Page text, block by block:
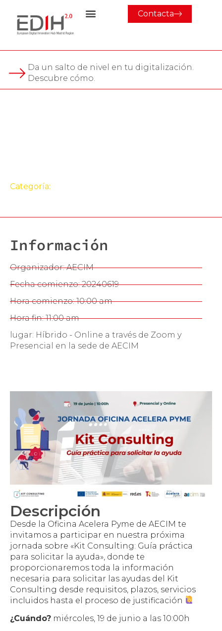
Contacta
Da un salto de nivel en tu digitalización.
Descubre cómo.
Categoría:
Información
Organizador: AECIM
Fecha comienzo: 20240619
Hora comienzo: 10:00 am
Hora fin: 11:00 am
lugar: Híbrido - Online a través de Zoom y
Presencial en la sede de AECIM
Descripción
Desde la Oficina Acelera Pyme de AECIM te
invitamos a participar en nuestra próxima
jornada sobre «Kit Consulting: Guía práctica
para solicitar la ayuda», donde te
proporcionaremos toda la información
necesaria para solicitar las ayudas del Kit
Consulting desde requisitos, plazos, servicios
incluidos hasta el proceso de justificación
¿Cuándo? miércoles, 19 de junio a las 10:00h